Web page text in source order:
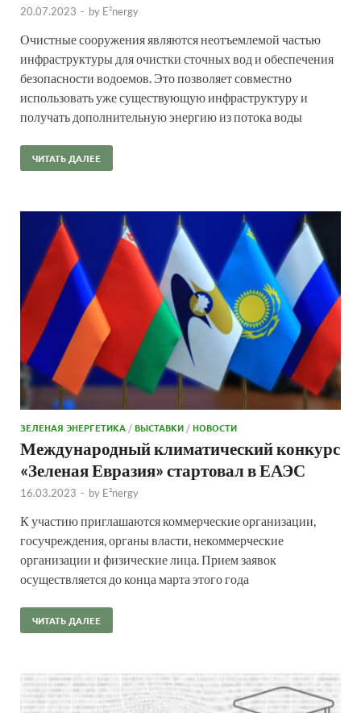
20.07.2023 - by E²nergy
Очистные сооружения являются неотъемлемой частью
инфраструктуры для очистки сточных вод и обеспечения
безопасности водоемов. Это позволяет совместно
использовать уже существующую инфраструктуру и
получать дополнительную энергию из потока воды
ЧИТАТЬ ДАЛЕЕ
ЗЕЛЕНАЯ ЭНЕРГЕТИКА /ВЫСТАВКИ /НОВОСТИ
Международный климатический конкурс
«Зеленая Евразия» стартовал в ЕАЭС
16.03.2023 - by E²nergy
К участию приглашаются коммерческие организации,
госучреждения, органы власти, некоммерческие
организации и физические лица. Прием заявок
осуществляется до конца марта этого года
ЧИТАТЬ ДАЛЕЕ